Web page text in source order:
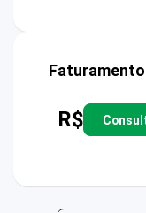
Faturamento
R$